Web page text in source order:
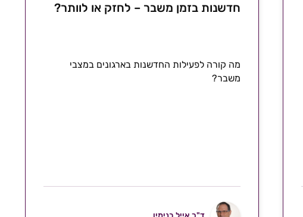
חדשנות בזמן משבר – לחזק או לוותר?
מה קורה לפעילות החדשנות בארגונים במצבי
משבר?